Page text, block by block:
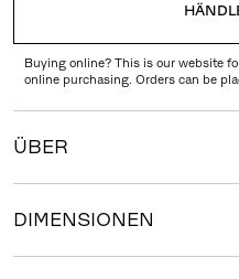
Buying online? This is our website
online purchasing. Orders can be
ÜBER
DIMENSIONEN